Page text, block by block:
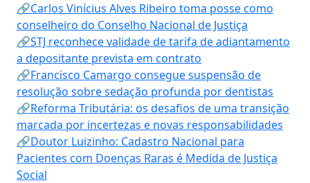
🔗Carlos Vinícius Alves Ribeiro toma posse como
conselheiro do Conselho Nacional de Justiça
🔗STJ reconhece validade de tarifa de adiantamento
a depositante prevista em contrato
🔗Francisco Camargo consegue suspensão de
resolução sobre sedação profunda por dentistas
🔗Reforma Tributária: os desafios de uma transição
marcada por incertezas e novas responsabilidades
🔗Doutor Luizinho: Cadastro Nacional para
Pacientes com Doenças Raras é Medida de Justiça
Social